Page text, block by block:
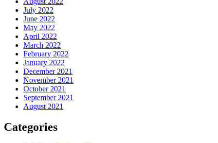
July 2022
June 2022
May 2022
April 2022
March 2022
February 2022
January 2022
December 2021
November 2021
October 2021
September 2021
August 2021
Categories